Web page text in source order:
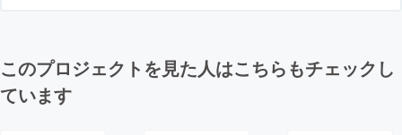
このプロジェクトを見た人はこちらもチェックし
ています